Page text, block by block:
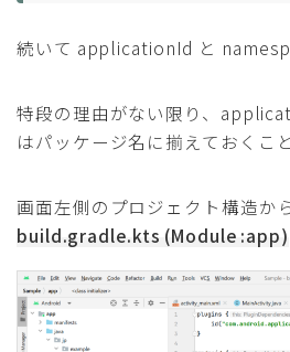
続いて applicationId と
特段の理由がない限り、
はパッケージ名に揃えておくこ
画面左側のプロジェクト構造か
build.gradle.kts (Module :app)